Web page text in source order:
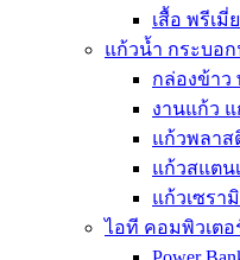
เสื้อ พรีเมี่
แก้วน้ำ กระบอ
กล่องข้าว
งานแก้ว
แก้วพลาส
แก้วสแตน
แก้วเซรา
ไอที คอมพิวเตอ